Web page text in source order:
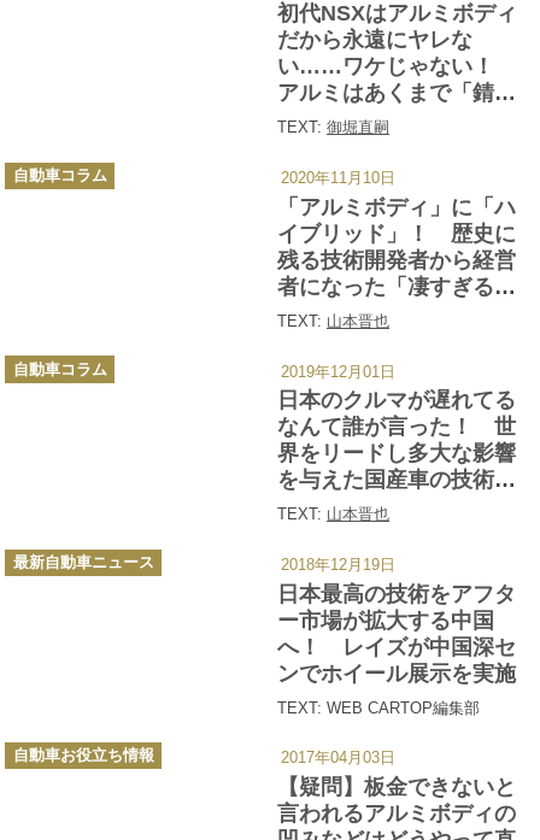
初代NSXはアルミボディ
だから永遠にヤレな
い……ワケじゃない！
アルミはあくまで「錆び
にくい」だけだった
TEXT: 御堀直嗣
「アルミボディ」に「ハ
イブリッド」！ 歴史に
残る技術開発者から経営
者になった「凄すぎるク
ルマ好き」５選
TEXT: 山本晋也
カ
テ
自動車コラム 2020年11月10日
日本のクルマが遅れてる
なんて誰が言った！ 世
界をリードし多大な影響
を与えた国産車の技術５
選
TEXT: 山本晋也
カ
テ
自動車コラム 2019年12月01日
日本最高の技術をアフタ
ー市場が拡大する中国
へ！ レイズが中国深セ
ンでホイール展示を実施
TEXT: WEB CARTOP編集部
カ
テ
最新自動車ニュース 2018年12月19日
【疑問】板金できないと
言われるアルミボディの
カ
テ
自動車お役立ち情報 2017年04月03日